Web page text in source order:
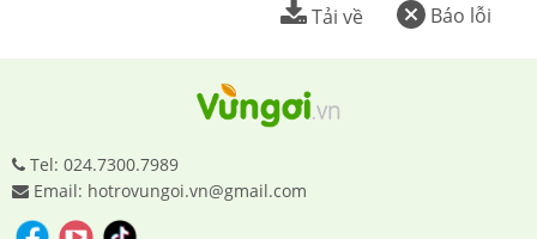
Báo lỗi
Tải về
Tel: 024.7300.7989
Email: hotrovungoi.vn@gmail.com